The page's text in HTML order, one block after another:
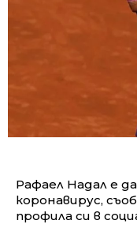
Рафаел Надал е
коронавирус,
профила си в